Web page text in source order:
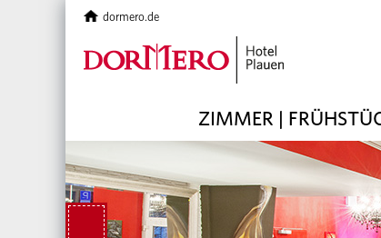
ZIMMER |
dormero.de